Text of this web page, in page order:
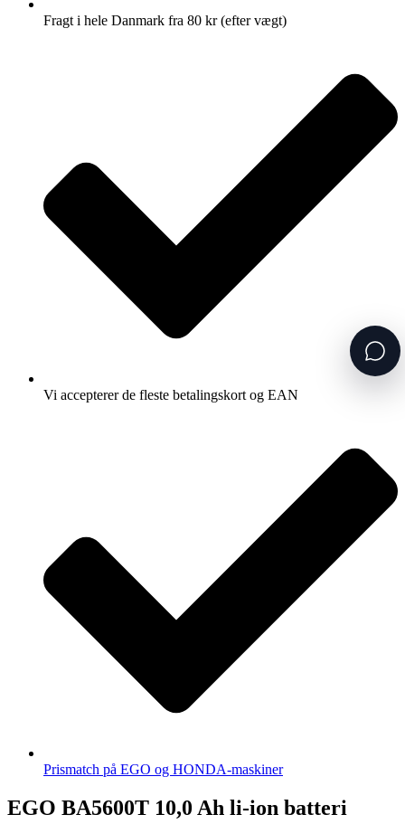
Fragt i hele Danmark fra 80 kr (efter vægt)
Vi accepterer de fleste betalingskort og EAN
Prismatch på EGO og HONDA-maskiner
EGO BA5600T 10,0 Ah li-ion batteri